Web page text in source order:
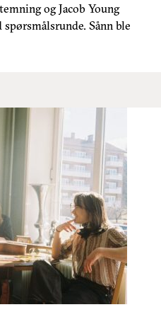
og Jacob Young
Sånn ble